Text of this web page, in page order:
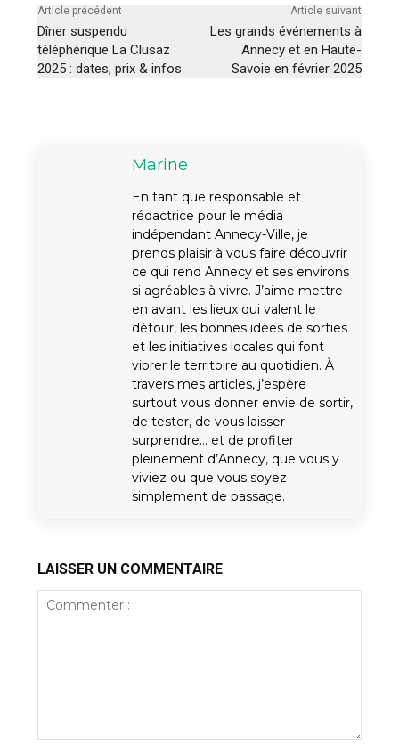
Article précédent
Dîner suspendu
téléphérique La Clusaz
2025 : dates, prix & infos
Article suivant
Les grands événements à
Annecy et en Haute-
Savoie en février 2025
Marine
En tant que responsable et
rédactrice pour le média
indépendant Annecy-Ville, je
prends plaisir à vous faire découvrir
ce qui rend Annecy et ses environs
si agréables à vivre. J’aime mettre
en avant les lieux qui valent le
détour, les bonnes idées de sorties
et les initiatives locales qui font
vibrer le territoire au quotidien. À
travers mes articles, j’espère
surtout vous donner envie de sortir,
de tester, de vous laisser
surprendre… et de profiter
pleinement d’Annecy, que vous y
viviez ou que vous soyez
simplement de passage.
LAISSER UN COMMENTAIRE